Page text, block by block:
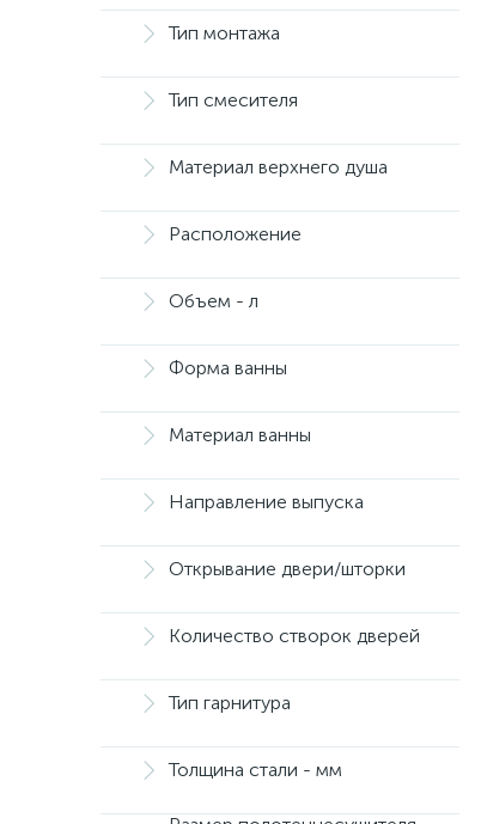
Тип монтажа
Тип смесителя
Материал верхнего душа
Расположение
Объем - л
Форма ванны
Материал ванны
Направление выпуска
Открывание двери/шторки
Количество створок дверей
Тип гарнитура
Толщина стали - мм